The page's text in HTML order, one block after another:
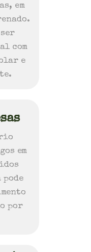
em
com
e
em
pode
por